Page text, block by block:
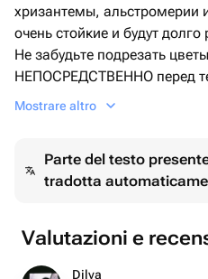
хризантемы, альстромерии
очень стойкие и будут
Не забудьте подрезать цветы
НЕПОСРЕДСТВЕННО перед
(после подрезки в течении
свежими как можно дольше.
Обратите внимание на
композиции, это фото есть в
Mostrare altro
Parte del testo
tradotta
Valutazioni e
Dilya